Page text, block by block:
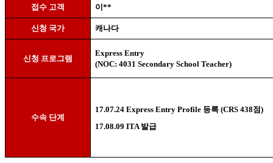
접수 고객 이**
신청 국가 캐나다
신청 프로그램
Express Entry
(NOC: 4031 Secondary School Teacher)
수속 단계
17.07.24 Express Entry Profile 등록 (CRS 438점)
17.08.09 ITA 발급